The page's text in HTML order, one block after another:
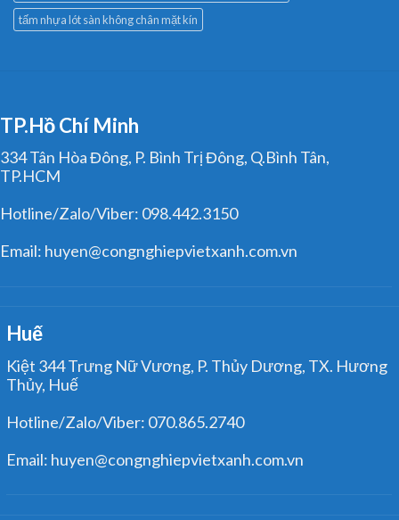
tấm nhựa lót sàn không chân mặt kín
TP.Hồ Chí Minh
334 Tân Hòa Đông, P. Bình Trị Đông, Q.Bình Tân,
TP.HCM
Hotline/Zalo/Viber: 098.442.3150
Email: huyen@congnghiepvietxanh.com.vn
Huế
Kiệt 344 Trưng Nữ Vương, P. Thủy Dương, TX. Hương
Thủy, Huế
Hotline/Zalo/Viber: 070.865.2740
Email: huyen@congnghiepvietxanh.com.vn